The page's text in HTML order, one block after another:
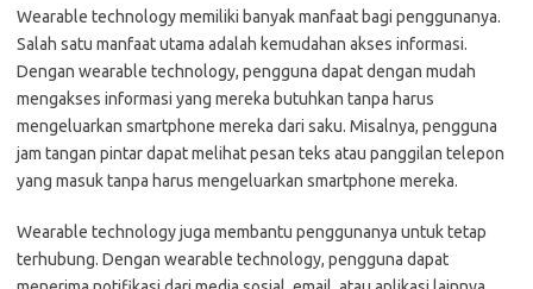
Wearable technology memiliki banyak manfaat bagi penggunanya.
Salah satu manfaat utama adalah kemudahan akses informasi.
Dengan wearable technology, pengguna dapat dengan mudah
mengakses informasi yang mereka butuhkan tanpa harus
mengeluarkan smartphone mereka dari saku. Misalnya, pengguna
jam tangan pintar dapat melihat pesan teks atau panggilan telepon
yang masuk tanpa harus mengeluarkan smartphone mereka.
Wearable technology juga membantu penggunanya untuk tetap
terhubung. Dengan wearable technology, pengguna dapat